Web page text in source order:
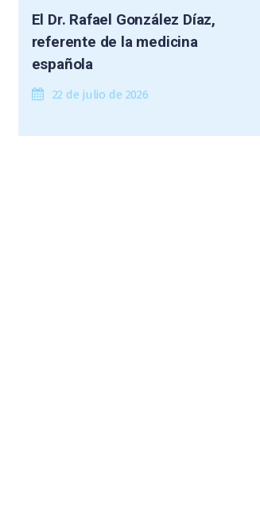
El Dr. Rafael González Díaz,
referente de la medicina
española
22 de julio de 2026